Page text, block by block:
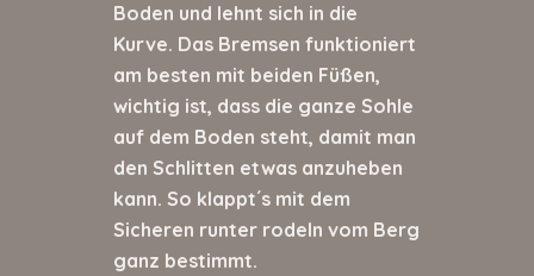
Boden und lehnt sich in die
Kurve. Das Bremsen funktioniert
am besten mit beiden Füßen,
wichtig ist, dass die ganze Sohle
auf dem Boden steht, damit man
den Schlitten etwas anzuheben
kann. So klappt´s mit dem
Sicheren runter rodeln vom Berg
ganz bestimmt.